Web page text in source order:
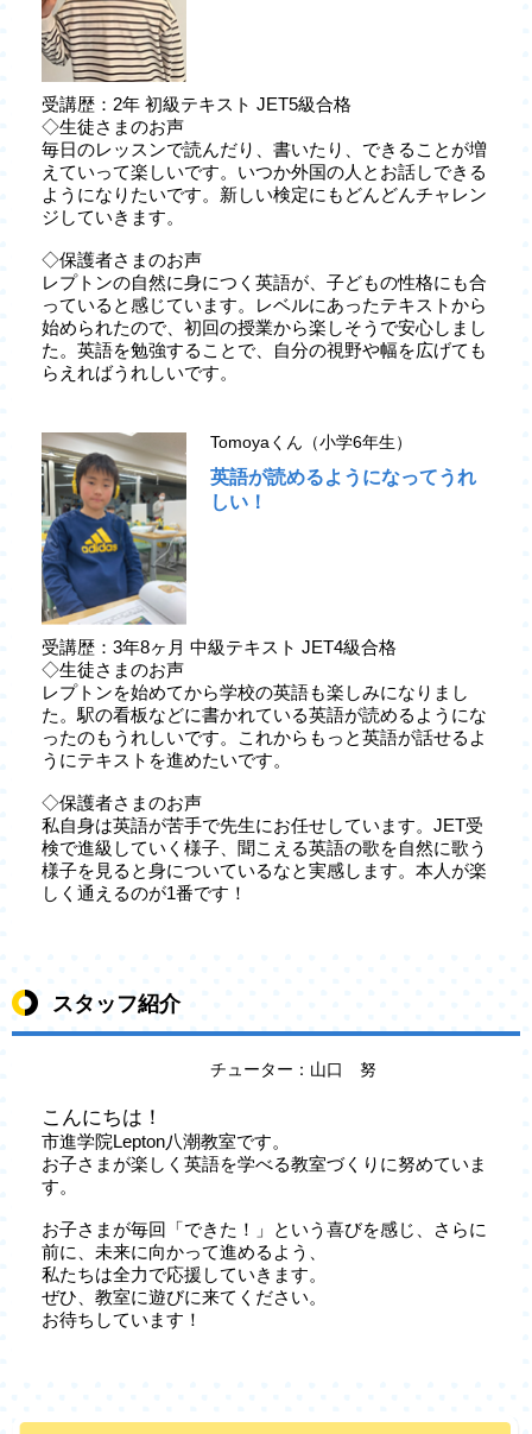
受講歴：2年 初級テキスト JET5級合格
◇生徒さまのお声
毎日のレッスンで読んだり、書いたり、できることが増
えていって楽しいです。いつか外国の人とお話しできる
ようになりたいです。新しい検定にもどんどんチャレン
ジしていきます。
◇保護者さまのお声
レプトンの自然に身につく英語が、子どもの性格にも合
っていると感じています。レベルにあったテキストから
始められたので、初回の授業から楽しそうで安心しまし
た。英語を勉強することで、自分の視野や幅を広げても
らえればうれしいです。
Tomoyaくん（小学6年生）
英語が読めるようになってうれ
しい！
受講歴：3年8ヶ月 中級テキスト JET4級合格
◇生徒さまのお声
レプトンを始めてから学校の英語も楽しみになりまし
た。駅の看板などに書かれている英語が読めるようにな
ったのもうれしいです。これからもっと英語が話せるよ
うにテキストを進めたいです。
◇保護者さまのお声
私自身は英語が苦手で先生にお任せしています。JET受
検で進級していく様子、聞こえる英語の歌を自然に歌う
様子を見ると身についているなと実感します。本人が楽
しく通えるのが1番です！
スタッフ紹介
チューター：山口 努
こんにちは！
市進学院Lepton八潮教室です。
お子さまが楽しく英語を学べる教室づくりに努めていま
す。
お子さまが毎回「できた！」という喜びを感じ、さらに
前に、未来に向かって進めるよう、
私たちは全力で応援していきます。
ぜひ、教室に遊びに来てください。
お待ちしています！